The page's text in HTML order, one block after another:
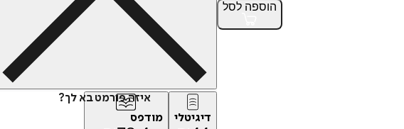
הוספה לסל
איזה פורמט בא לך?
דיגיטלי
מודפס